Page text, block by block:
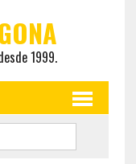
1999.